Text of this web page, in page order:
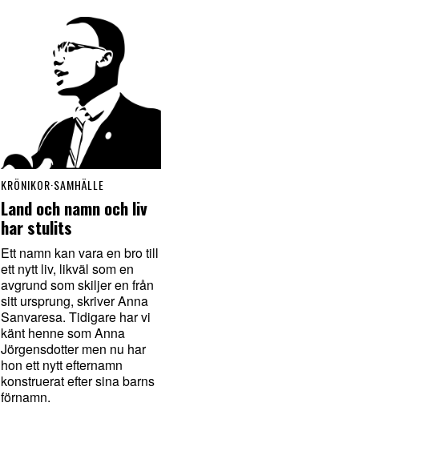
KRÖNIKOR·SAMHÄLLE
Land och namn och liv
har stulits
Ett namn kan vara en bro till
ett nytt liv, likväl som en
avgrund som skiljer en från
sitt ursprung, skriver Anna
Sanvaresa. Tidigare har vi
känt henne som Anna
Jörgensdotter men nu har
hon ett nytt efternamn
konstruerat efter sina barns
förnamn.